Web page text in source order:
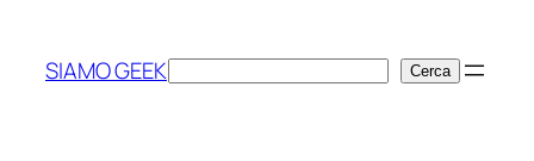
contenuto
SIAMO GEEKCerca Cerca